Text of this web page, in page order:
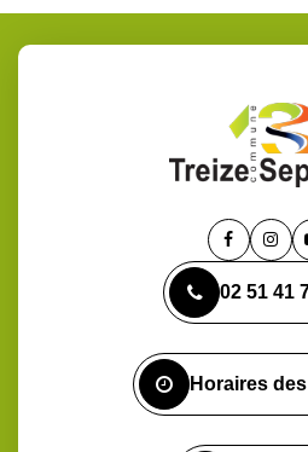
Lien
le
compte
Lien
le
02 51 41
Horaires